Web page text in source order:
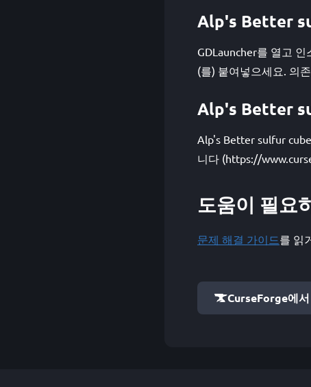
Alp's Better
GDLauncher를 열고
(를) 붙여넣으세요. 의
Alp's Better
Alp's Better sulfur
니다 (https://
도움이 필요
문제 해결 가이드를 읽
CurseForge에